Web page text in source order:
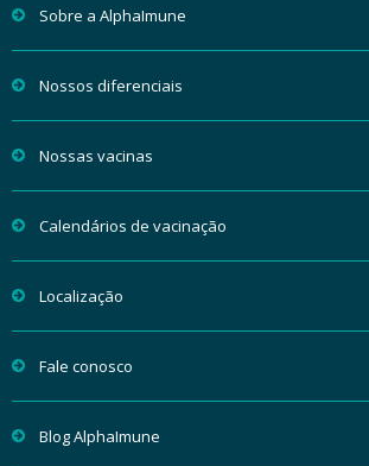
Sobre a AlphaImune
Nossos diferenciais
Nossas vacinas
Calendários de vacinação
Localização
Fale conosco
Blog AlphaImune